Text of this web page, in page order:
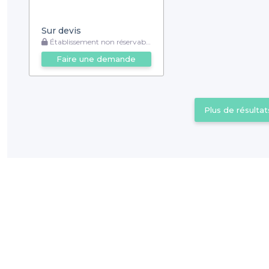
Sur devis
Établissement non réservable
Faire une demande
Plus de